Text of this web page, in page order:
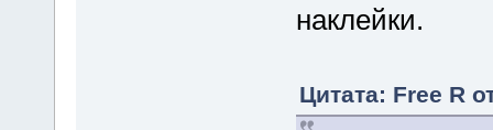
наклейки.
Цитата: Free R